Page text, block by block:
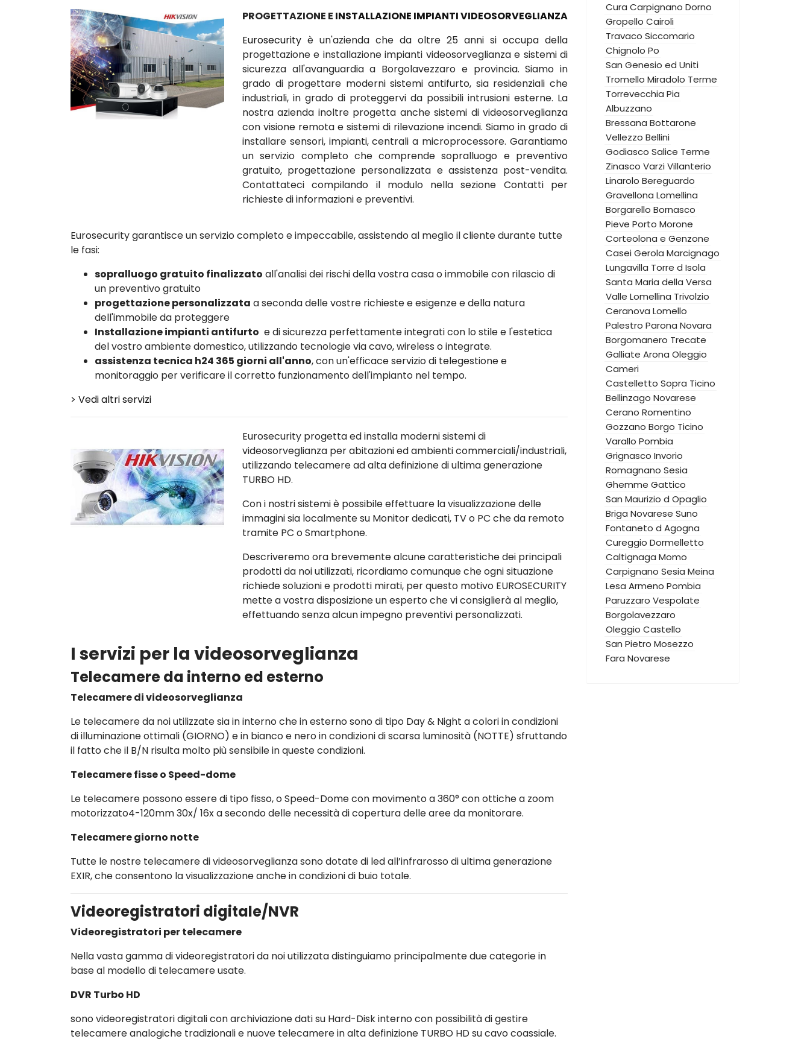
PROGETTAZIONE E INSTALLAZIONE IMPIANTI VIDEOSORVEGLIANZA
Eurosecurity è un'azienda che da oltre 25 anni si occupa della
progettazione e installazione impianti videosorveglianza e sistemi di
sicurezza all'avanguardia a Borgolavezzaro e provincia. Siamo in
grado di progettare moderni sistemi antifurto, sia residenziali che
industriali, in grado di proteggervi da possibili intrusioni esterne. La
nostra azienda inoltre progetta anche sistemi di videosorveglianza
con visione remota e sistemi di rilevazione incendi. Siamo in grado di
installare sensori, impianti, centrali a microprocessore. Garantiamo
un servizio completo che comprende sopralluogo e preventivo
gratuito, progettazione personalizzata e assistenza post-vendita.
Contattateci compilando il modulo nella sezione Contatti per
richieste di informazioni e preventivi.
Eurosecurity garantisce un servizio completo e impeccabile, assistendo al meglio il cliente durante tutte
le fasi:
sopralluogo gratuito finalizzato all'analisi dei rischi della vostra casa o immobile con rilascio di
un preventivo gratuito
progettazione personalizzata a seconda delle vostre richieste e esigenze e della natura
dell'immobile da proteggere
Installazione impianti antifurto e di sicurezza perfettamente integrati con lo stile e l'estetica
del vostro ambiente domestico, utilizzando tecnologie via cavo, wireless o integrate.
assistenza tecnica h24 365 giorni all'anno, con un'efficace servizio di telegestione e
monitoraggio per verificare il corretto funzionamento dell'impianto nel tempo.
> Vedi altri servizi
Eurosecurity progetta ed installa moderni sistemi di
videosorveglianza per abitazioni ed ambienti commerciali/industriali,
utilizzando telecamere ad alta definizione di ultima generazione
TURBO HD.
Con i nostri sistemi è possibile effettuare la visualizzazione delle
immagini sia localmente su Monitor dedicati, TV o PC che da remoto
tramite PC o Smartphone.
Descriveremo ora brevemente alcune caratteristiche dei principali
prodotti da noi utilizzati, ricordiamo comunque che ogni situazione
richiede soluzioni e prodotti mirati, per questo motivo EUROSECURITY
mette a vostra disposizione un esperto che vi consiglierà al meglio,
effettuando senza alcun impegno preventivi personalizzati.
I servizi per la videosorveglianza
Telecamere da interno ed esterno
Telecamere di videosorveglianza
Le telecamere da noi utilizzate sia in interno che in esterno sono di tipo Day & Night a colori in condizioni
di illuminazione ottimali (GIORNO) e in bianco e nero in condizioni di scarsa luminosità (NOTTE) sfruttando
il fatto che il B/N risulta molto più sensibile in queste condizioni.
Telecamere fisse o Speed-dome
Le telecamere possono essere di tipo fisso, o Speed-Dome con movimento a 360° con ottiche a zoom
motorizzato4-120mm 30x/ 16x a secondo delle necessità di copertura delle aree da monitorare.
Telecamere giorno notte
Tutte le nostre telecamere di videosorveglianza sono dotate di led all’infrarosso di ultima generazione
EXIR, che consentono la visualizzazione anche in condizioni di buio totale.
Videoregistratori digitale/NVR
Videoregistratori per telecamere
Nella vasta gamma di videoregistratori da noi utilizzata distinguiamo principalmente due categorie in
base al modello di telecamere usate.
DVR Turbo HD
sono videoregistratori digitali con archiviazione dati su Hard-Disk interno con possibilità di gestire
telecamere analogiche tradizionali e nuove telecamere in alta definizione TURBO HD su cavo coassiale.
Cura Carpignano Dorno
Gropello Cairoli
Travaco Siccomario
Chignolo Po
San Genesio ed Uniti
Tromello Miradolo Terme
Torrevecchia Pia
Albuzzano
Bressana Bottarone
Vellezzo Bellini
Godiasco Salice Terme
Zinasco VarziVillanterio
Linarolo Bereguardo
Gravellona Lomellina
Borgarello Bornasco
Pieve Porto Morone
Corteolona e Genzone
Casei Gerola Marcignago
Lungavilla Torre d Isola
Santa Maria della Versa
Valle Lomellina Trivolzio
Ceranova Lomello
Palestro Parona Novara
Borgomanero Trecate
Galliate Arona Oleggio
Cameri
Castelletto Sopra Ticino
Bellinzago Novarese
Cerano Romentino
Gozzano Borgo Ticino
Varallo Pombia
Grignasco Invorio
Romagnano Sesia
Ghemme Gattico
San Maurizio d Opaglio
Briga Novarese Suno
Fontaneto d Agogna
Cureggio Dormelletto
Caltignaga Momo
Carpignano Sesia Meina
Lesa Armeno Pombia
Paruzzaro Vespolate
Borgolavezzaro
Oleggio Castello
San Pietro Mosezzo
Fara Novarese